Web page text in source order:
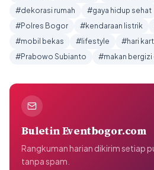
#dekorasi rumah
#gaya hidup sehat
#Polres Bogor
#kendaraan listrik
#mobil bekas
#lifestyle
#hari
#Prabowo Subianto
#makan bergizi
Buletin Eventbogor.com
Rangkuman harian dikirim setiap
tanpa spam.